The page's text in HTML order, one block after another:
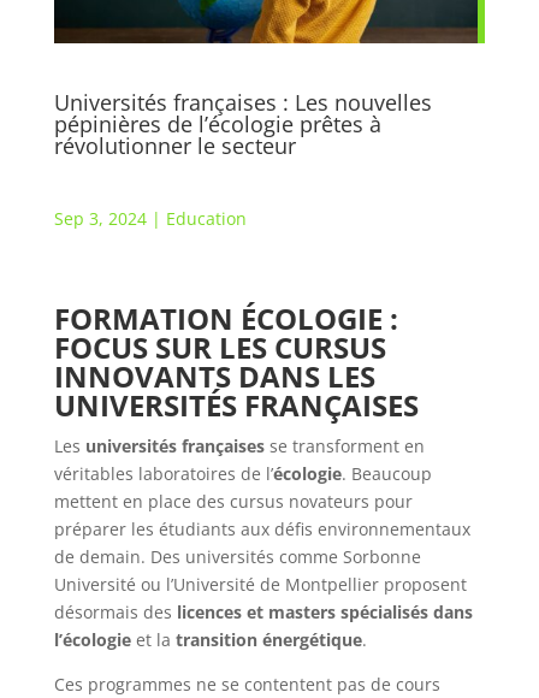
Universités françaises : Les nouvelles
pépinières de l’écologie prêtes à
révolutionner le secteur
Sep 3, 2024| Education
FORMATION ÉCOLOGIE :
FOCUS SUR LES CURSUS
INNOVANTS DANS LES
UNIVERSITÉS FRANÇAISES
Les universités françaisesse transforment en
véritables laboratoires de l’écologie. Beaucoup
mettent en place des cursus novateurs pour
préparer les étudiants aux défis environnementaux
de demain. Des universités comme Sorbonne
Université ou l’Université de Montpellier proposent
désormais des licences et masters spécialisés dans
l’écologieet la transition énergétique.
Ces programmes ne se contentent pas de cours